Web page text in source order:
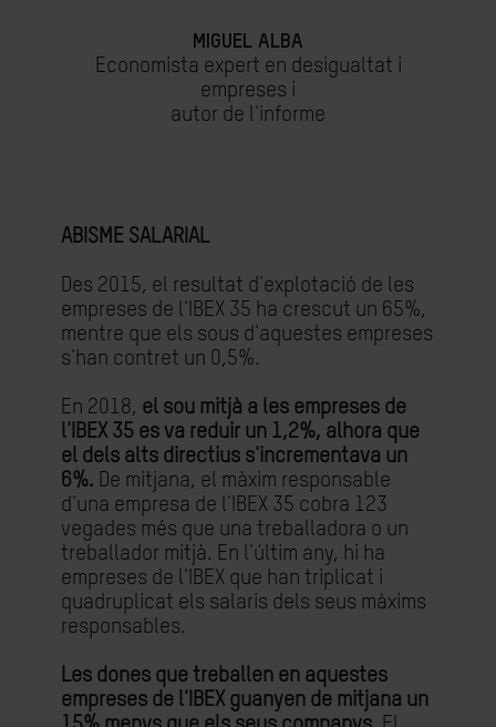
MIGUEL ALBA
Economista expert en desigualtat i
empreses i
autor de l'informe
ABISME SALARIAL
Des 2015, el resultat d'explotació de les
empreses de l'IBEX 35 ha crescut un 65%,
mentre que els sous d'aquestes empreses
s'han contret un 0,5%.
En 2018, el sou mitjà a les empreses de
l'IBEX 35 es va reduir un 1,2%, alhora que
el dels alts directius s'incrementava un
6%. De mitjana, el màxim responsable
d'una empresa de l'IBEX 35 cobra 123
vegades més que una treballadora o un
treballador mitjà. En l'últim any, hi ha
empreses de l'IBEX que han triplicat i
quadruplicat els salaris dels seus màxims
responsables.
Les dones que treballen en aquestes
empreses de l'IBEX guanyen de mitjana un